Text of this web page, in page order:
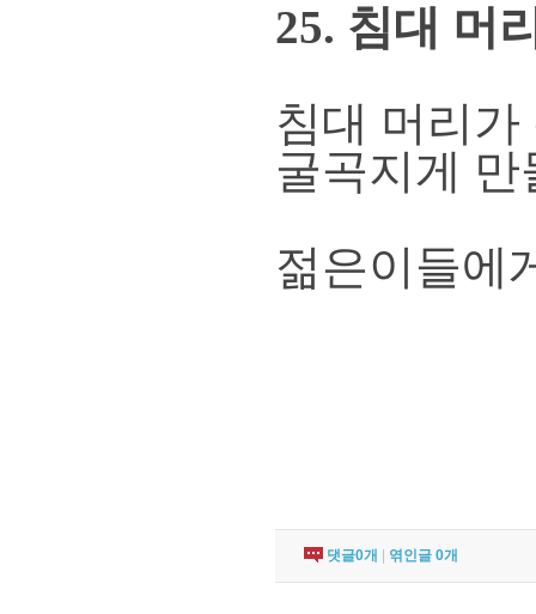
25. 침대 머
침대 머리
굴곡지게
젊은이들에
댓글0개 엮인글 0개